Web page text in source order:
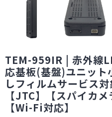
TEM-959IR | 赤外線
応基板(基盤)ユニット
しフィルムサービス対
【JTC】【スパイカ
【Wi-Fi対応】